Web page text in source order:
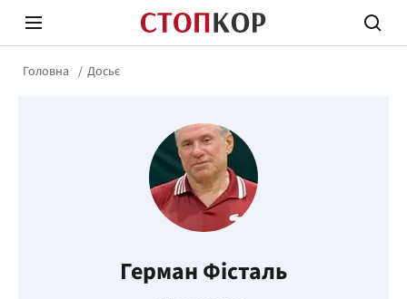
Стоп Політичній Корупції
Головна Досьє
Герман Фісталь